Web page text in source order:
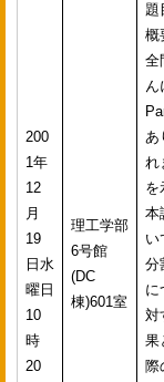
200
1年
12
月
19
日水
曜日
10
時
20
理工学部
6号館
(DC
棟)601室
題
概
全
ん
あ
れ
を
本
い
分
に
対
果
際